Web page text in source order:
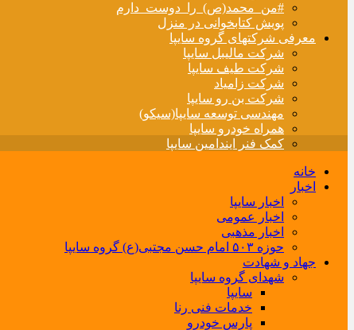
#من_محمد(ص)_را_دوست_دارم
پویش کتابخوانی در منزل
معرفی شرکتهای گروه سایپا
شرکت مالیبل سایپا
شرکت طیف سایپا
شرکت زامیاد
شرکت بن رو سایپا
مهندسی توسعه سایپا(سیکو)
همراه خودرو سایپا
کمک فنر ایندامین سایپا
خانه
اخبار
اخبار سایپا
اخبار عمومی
اخبار مذهبی
حوزه ۵۰۳ امام حسن مجتبی(ع) گروه سایپا
جهاد و شهادت
شهدای گروه سایپا
سایپا
خدمات فنی رنا
پارس خودرو